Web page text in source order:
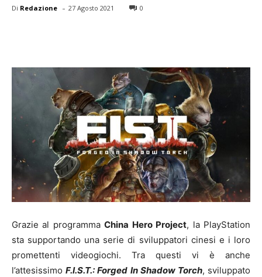
Di Redazione - 27 Agosto 2021 0
Grazie al programmaChina Hero Project, la PlayStation
sta supportando una serie di sviluppatori cinesi e i loro
promettenti videogiochi. Tra questi vi è anche
l’attesissimoF.I.S.T.: Forged In ShadowTorch, sviluppato